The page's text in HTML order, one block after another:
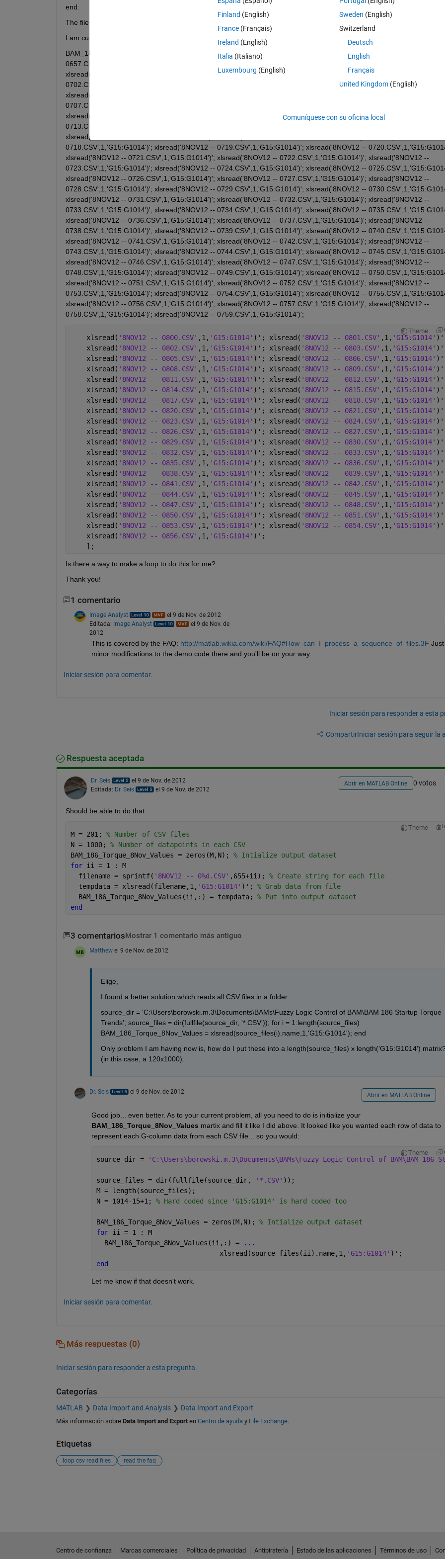
end.
The files are all kept in the same folder.
I am currently using:
BAM_186_Torque_8Nov_Values = [ xlsread('8NOV12 -- 0656.CSV',1,'G15:G1014')'; xlsread('8NOV12 --
0657.CSV',1,'G15:G1014')'; xlsread('8NOV12 -- 0658.CSV',1,'G15:G1014')'; xlsread('8NOV12 --
xlsread('8NOV12 -- 0700.CSV',1,'G15:G1014')'; xlsread('8NOV12 -- 0701.CSV',1,'G15:G1014')'; xlsread('8NOV12 --
0702.CSV',1,'G15:G1014')'; xlsread('8NOV12 -- 0703.CSV',1,'G15:G1014')'; xlsread('8NOV12 --
xlsread('8NOV12 -- 0705.CSV',1,'G15:G1014')'; xlsread('8NOV12 -- 0706.CSV',1,'G15:G1014')'; xlsread('8NOV12 --
0707.CSV',1,'G15:G1014')'; xlsread('8NOV12 -- 0708.CSV',1,'G15:G1014')'; xlsread('8NOV12 --
xlsread('8NOV12 -- 0711.CSV',1,'G15:G1014')'; xlsread('8NOV12 -- 0712.CSV',1,'G15:G1014')'; xlsread('8NOV12 --
0713.CSV',1,'G15:G1014')'; xlsread('8NOV12 -- 0714.CSV',1,'G15:G1014')'; xlsread('8NOV12 --
xlsread('8NOV12 -- 0716.CSV',1,'G15:G1014')'; xlsread('8NOV12 -- 0717.CSV',1,'G15:G1014')'; xlsread('8NOV12 --
0718.CSV',1,'G15:G1014')'; xlsread('8NOV12 -- 0719.CSV',1,'G15:G1014')'; xlsread('8NOV12 --
xlsread('8NOV12 -- 0721.CSV',1,'G15:G1014')'; xlsread('8NOV12 -- 0722.CSV',1,'G15:G1014')'; xlsread('8NOV12 --
0723.CSV',1,'G15:G1014')'; xlsread('8NOV12 -- 0724.CSV',1,'G15:G1014')'; xlsread('8NOV12 --
xlsread('8NOV12 -- 0726.CSV',1,'G15:G1014')'; xlsread('8NOV12 -- 0727.CSV',1,'G15:G1014')'; xlsread('8NOV12 --
0728.CSV',1,'G15:G1014')'; xlsread('8NOV12 -- 0729.CSV',1,'G15:G1014')'; xlsread('8NOV12 --
xlsread('8NOV12 -- 0731.CSV',1,'G15:G1014')'; xlsread('8NOV12 -- 0732.CSV',1,'G15:G1014')'; xlsread('8NOV12 --
0733.CSV',1,'G15:G1014')'; xlsread('8NOV12 -- 0734.CSV',1,'G15:G1014')'; xlsread('8NOV12 --
xlsread('8NOV12 -- 0736.CSV',1,'G15:G1014')'; xlsread('8NOV12 -- 0737.CSV',1,'G15:G1014')'; xlsread('8NOV12 --
0738.CSV',1,'G15:G1014')'; xlsread('8NOV12 -- 0739.CSV',1,'G15:G1014')'; xlsread('8NOV12 --
xlsread('8NOV12 -- 0741.CSV',1,'G15:G1014')'; xlsread('8NOV12 -- 0742.CSV',1,'G15:G1014')'; xlsread('8NOV12 --
0743.CSV',1,'G15:G1014')'; xlsread('8NOV12 -- 0744.CSV',1,'G15:G1014')'; xlsread('8NOV12 --
xlsread('8NOV12 -- 0746.CSV',1,'G15:G1014')'; xlsread('8NOV12 -- 0747.CSV',1,'G15:G1014')'; xlsread('8NOV12 --
0748.CSV',1,'G15:G1014')'; xlsread('8NOV12 -- 0749.CSV',1,'G15:G1014')'; xlsread('8NOV12 --
xlsread('8NOV12 -- 0751.CSV',1,'G15:G1014')'; xlsread('8NOV12 -- 0752.CSV',1,'G15:G1014')'; xlsread('8NOV12 --
0753.CSV',1,'G15:G1014')'; xlsread('8NOV12 -- 0754.CSV',1,'G15:G1014')'; xlsread('8NOV12 --
xlsread('8NOV12 -- 0756.CSV',1,'G15:G1014')'; xlsread('8NOV12 -- 0757.CSV',1,'G15:G1014')'; xlsread('8NOV12 --
0758.CSV',1,'G15:G1014')'; xlsread('8NOV12 -- 0759.CSV',1,'G15:G1014')';
Theme
    xlsread(
'8NOV12 -- 0800.CSV' ,1, 'G15:G1014' )'; xlsread( '8NOV12 -- 0801.CSV' ,1, 'G15:G1014'
    xlsread(
'8NOV12 -- 0802.CSV' ,1, 'G15:G1014' )'; xlsread( '8NOV12 -- 0803.CSV' ,1, 'G15:G1014'
    xlsread(
'8NOV12 -- 0805.CSV' ,1, 'G15:G1014' )'; xlsread( '8NOV12 -- 0806.CSV' ,1, 'G15:G1014'
    xlsread(
'8NOV12 -- 0808.CSV' ,1, 'G15:G1014' )'; xlsread( '8NOV12 -- 0809.CSV' ,1, 'G15:G1014'
    xlsread(
'8NOV12 -- 0811.CSV' ,1, 'G15:G1014' )'; xlsread( '8NOV12 -- 0812.CSV' ,1, 'G15:G1014'
    xlsread(
'8NOV12 -- 0814.CSV' ,1, 'G15:G1014' )'; xlsread( '8NOV12 -- 0815.CSV' ,1, 'G15:G1014'
    xlsread(
'8NOV12 -- 0817.CSV' ,1, 'G15:G1014' )'; xlsread( '8NOV12 -- 0818.CSV' ,1, 'G15:G1014'
    xlsread(
'8NOV12 -- 0820.CSV' ,1, 'G15:G1014' )'; xlsread( '8NOV12 -- 0821.CSV' ,1, 'G15:G1014'
    xlsread(
'8NOV12 -- 0823.CSV' ,1, 'G15:G1014' )'; xlsread( '8NOV12 -- 0824.CSV' ,1, 'G15:G1014'
    xlsread(
'8NOV12 -- 0826.CSV' ,1, 'G15:G1014' )'; xlsread( '8NOV12 -- 0827.CSV' ,1, 'G15:G1014'
    xlsread(
'8NOV12 -- 0829.CSV' ,1, 'G15:G1014' )'; xlsread( '8NOV12 -- 0830.CSV' ,1, 'G15:G1014'
    xlsread(
'8NOV12 -- 0832.CSV' ,1, 'G15:G1014' )'; xlsread( '8NOV12 -- 0833.CSV' ,1, 'G15:G1014'
    xlsread(
'8NOV12 -- 0835.CSV' ,1, 'G15:G1014' )'; xlsread( '8NOV12 -- 0836.CSV' ,1, 'G15:G1014'
    xlsread(
'8NOV12 -- 0838.CSV' ,1, 'G15:G1014' )'; xlsread( '8NOV12 -- 0839.CSV' ,1, 'G15:G1014'
    xlsread(
'8NOV12 -- 0841.CSV' ,1, 'G15:G1014' )'; xlsread( '8NOV12 -- 0842.CSV' ,1, 'G15:G1014'
    xlsread(
'8NOV12 -- 0844.CSV' ,1, 'G15:G1014' )'; xlsread( '8NOV12 -- 0845.CSV' ,1, 'G15:G1014'
    xlsread(
'8NOV12 -- 0847.CSV' ,1, 'G15:G1014' )'; xlsread( '8NOV12 -- 0848.CSV' ,1, 'G15:G1014'
    xlsread(
'8NOV12 -- 0850.CSV' ,1, 'G15:G1014' )'; xlsread( '8NOV12 -- 0851.CSV' ,1, 'G15:G1014'
    xlsread(
'8NOV12 -- 0853.CSV' ,1, 'G15:G1014' )'; xlsread( '8NOV12 -- 0854.CSV' ,1, 'G15:G1014'
    xlsread(
'8NOV12 -- 0856.CSV' ,1, 'G15:G1014' )';
    ];
Is there a way to make a loop to do this for me?
Thank you!
1 comentario
Image Analyst
el 9 de Nov. de 2012
Editada: Image Analyst
el 9 de Nov. de
2012
This is covered by the FAQ: http://matlab.wikia.com/wiki/FAQ#How_can_I_process_a_sequence_of_files.3F Just
minor modifications to the demo code there and you'll be on your way.
Iniciar sesión para comentar.
Iniciar sesión para responder a esta
CompartirIniciar sesión para seguir la
Respuesta aceptada
Dr. Seis
el 9 de Nov. de 2012
Editada: Dr. Seis el 9 de Nov. de 2012
Abrir en MATLAB Online 0 votos
Should be able to do that:
Theme
M = 201; % Number of CSV files
N = 1000; % Number of datapoints in each CSV
BAM_186_Torque_8Nov_Values = zeros(M,N); % Intialize output dataset
for ii = 1 : M
  filename = sprintf(
'8NOV12 -- 0%d.CSV' ,655+ii); % Create string for each file
  tempdata = xlsread(filename,1,
'G15:G1014' )'; % Grab data from file
  BAM_186_Torque_8Nov_Values(ii,:) = tempdata;
% Put into output dataset
end
3 comentarios Mostrar 1 comentario más antiguo
Matthew el 9 de Nov. de 2012
Elige,
I found a better solution which reads all CSV files in a folder:
source_dir = 'C:\Users\borowski.m.3\Documents\BAMs\Fuzzy Logic Control of BAM\BAM 186 Startup Torque
Trends'; source_files = dir(fullfile(source_dir, '*.CSV')); for i = 1:length(source_files)
BAM_186_Torque_8Nov_Values = xlsread(source_files(i).name,1,'G15:G1014'); end
Only problem I am having now is, how do I put these into a length(source_files) x length('G15:G1014')
(in this case, a 120x1000).
Dr. Seis el 9 de Nov. de 2012 Abrir en MATLAB Online
Good job... even better. As to your current problem, all you need to do is initialize your
BAM_186_Torque_8Nov_Values martix and fill it like I did above. It looked like you wanted each row of data to
represent each G-column data from each CSV file... so you would:
Theme
source_dir = 'C:\Users\borowski.m.3\Documents\BAMs\Fuzzy Logic Control of BAM\BAM 186
source_files = dir(fullfile(source_dir, '*.CSV' ));
M = length(source_files);
N = 1014-15+1; % Hard coded since 'G15:G1014' is hard coded too
BAM_186_Torque_8Nov_Values = zeros(M,N); % Intialize output dataset
for ii = 1 : M
  BAM_186_Torque_8Nov_Values(ii,:) =
...
                               xlsread(source_files(ii).name,1,
'G15:G1014' )';
end
Let me know if that doesn't work.
Iniciar sesión para comentar.
Más respuestas (0)
Iniciar sesión para responder a esta pregunta.
Categorías
MATLAB Data Import and Analysis Data Import and Export
Más información sobre Data Import and Exporten Centro de ayuda y File Exchange.
Etiquetas
loop csv read files read the faq
Finland (English)
France (Français)
Ireland (English)
Italia (Italiano)
Luxembourg (English)
Sweden (English)
Switzerland
Deutsch
English
Français
United Kingdom(English)
Comuníquese con su oficina local
Centro de confianza Marcas comerciales Política de privacidad Antipiratería Estado de las aplicaciones Términos de uso